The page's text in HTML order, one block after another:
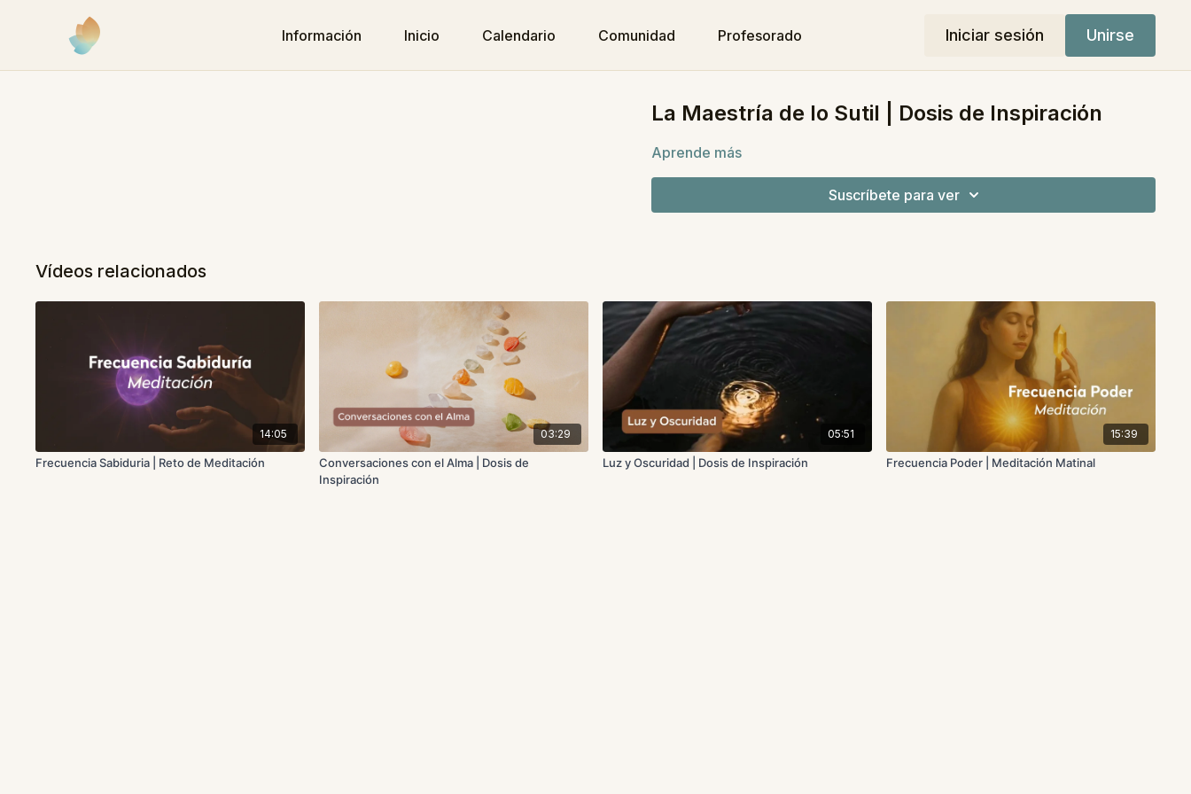
Información Inicio Calendario Comunidad Profesorado Iniciar sesión Unirse
La Maestría de lo Sutil | Dosis de Inspiración
Aprende más
Suscríbete para ver
Vídeos relacionados
14:05
Frecuencia Sabiduria | Reto de Meditación
03:29
Conversaciones con el Alma | Dosis de
Inspiración
05:51
Luz y Oscuridad | Dosis de Inspiración
15:39
Frecuencia Poder | Meditación Matinal